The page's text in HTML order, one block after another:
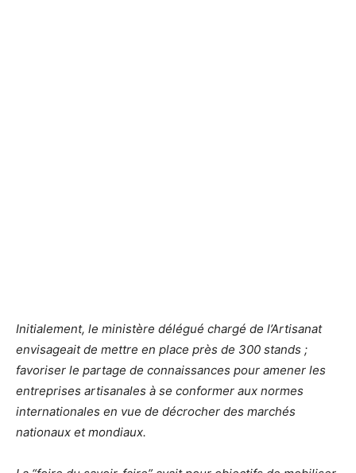
Initialement, le ministère délégué chargé de l’Artisanat
envisageait de mettre en place près de 300 stands ;
favoriser le partage de connaissances pour amener les
entreprises artisanales à se conformer aux normes
internationales en vue de décrocher des marchés
nationaux et mondiaux.